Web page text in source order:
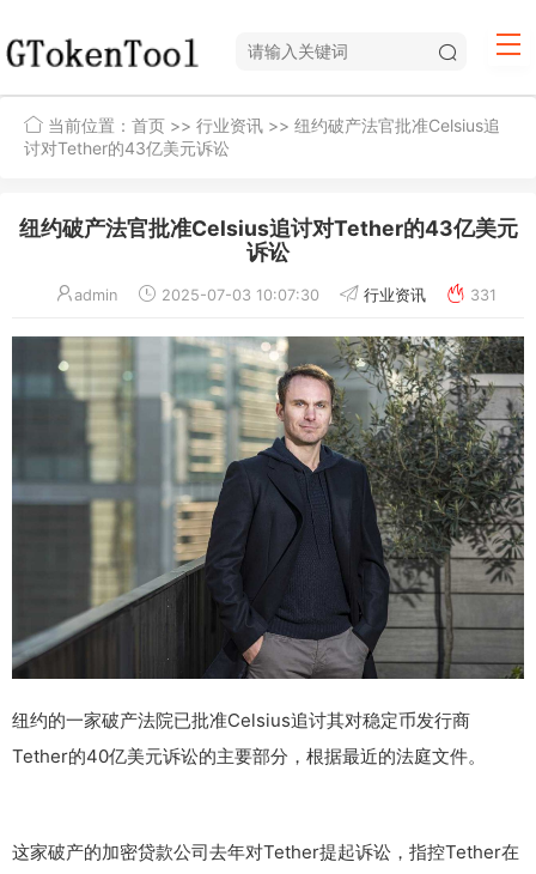
当前位置： 首页 >> 行业资讯 >> 纽约破产法官批准Celsius追
讨对Tether的43亿美元诉讼
纽约破产法官批准Celsius追讨对Tether的43亿美元
诉讼
admin 2025-07-03 10:07:30 行业资讯 331
纽约的一家破产法院已批准Celsius追讨其对稳定币发行商
Tether的40亿美元诉讼的主要部分，根据最近的法庭文件。
这家破产的加密贷款公司去年对Tether提起诉讼，指控Tether在